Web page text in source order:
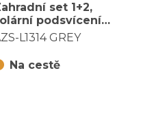
set 1+2,
podsvícení,
šedá, AZS-
L1314 GREY
Na cestě